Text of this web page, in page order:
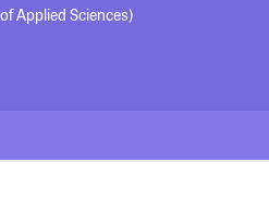
Applied Sciences)